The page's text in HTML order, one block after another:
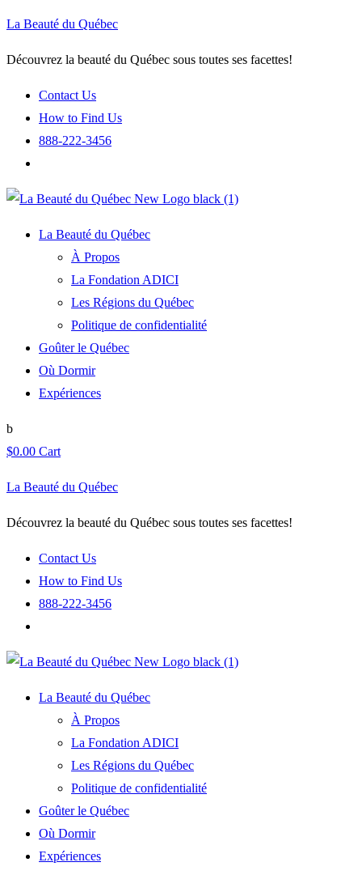
La Beauté du Québec
Découvrez la beauté du Québec sous toutes ses facettes!
Contact Us
How to Find Us
888-222-3456
La Beauté du Québec
À Propos
La Fondation ADICI
Les Régions du Québec
Politique de confidentialité
Goûter le Québec
Où Dormir
Expériences
$0.00 Cart
La Beauté du Québec
Découvrez la beauté du Québec sous toutes ses facettes!
Contact Us
How to Find Us
888-222-3456
La Beauté du Québec
À Propos
La Fondation ADICI
Les Régions du Québec
Politique de confidentialité
Goûter le Québec
Où Dormir
Expériences